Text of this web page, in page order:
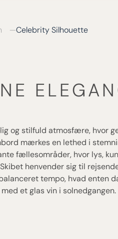
Celebrity Silhouette
og stilfuld atmosfære, hvor
mærkes en lethed i
fællesområder, hvor lys,
henvender sig til
tempo, hvad enten
et glas vin i solnedgangen.